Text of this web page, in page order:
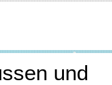
und